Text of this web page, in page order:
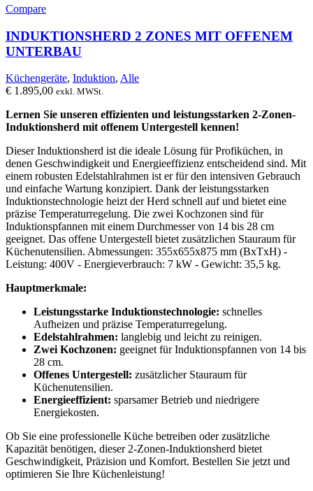
Compare
INDUKTIONSHERD 2 ZONES MIT OFFENEM
UNTERBAU
Küchengeräte, Induktion, Alle
€ 1.895,00 exkl. MWSt.
Lernen Sie unseren effizienten und leistungsstarken 2-Zonen-
Induktionsherd mit offenem Untergestell kennen!
Dieser Induktionsherd ist die ideale Lösung für Profiküchen, in
denen Geschwindigkeit und Energieeffizienz entscheidend sind. Mit
einem robusten Edelstahlrahmen ist er für den intensiven Gebrauch
und einfache Wartung konzipiert. Dank der leistungsstarken
Induktionstechnologie heizt der Herd schnell auf und bietet eine
präzise Temperaturregelung. Die zwei Kochzonen sind für
Induktionspfannen mit einem Durchmesser von 14 bis 28 cm
geeignet. Das offene Untergestell bietet zusätzlichen Stauraum für
Küchenutensilien. Abmessungen: 355x655x875 mm (BxTxH) -
Leistung: 400V - Energieverbrauch: 7 kW - Gewicht: 35,5 kg.
Hauptmerkmale:
Leistungsstarke Induktionstechnologie: schnelles
Aufheizen und präzise Temperaturregelung.
Edelstahlrahmen: langlebig und leicht zu reinigen.
Zwei Kochzonen: geeignet für Induktionspfannen von 14 bis
28 cm.
Offenes Untergestell: zusätzlicher Stauraum für
Küchenutensilien.
Energieeffizient: sparsamer Betrieb und niedrigere
Energiekosten.
Ob Sie eine professionelle Küche betreiben oder zusätzliche
Kapazität benötigen, dieser 2-Zonen-Induktionsherd bietet
Geschwindigkeit, Präzision und Komfort. Bestellen Sie jetzt und
optimieren Sie Ihre Küchenleistung!